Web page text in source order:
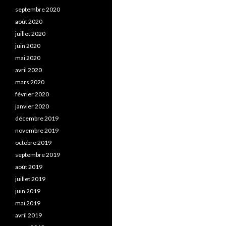
septembre 2020
août 2020
juillet 2020
juin 2020
mai 2020
avril 2020
mars 2020
février 2020
janvier 2020
décembre 2019
novembre 2019
octobre 2019
septembre 2019
août 2019
juillet 2019
juin 2019
mai 2019
avril 2019